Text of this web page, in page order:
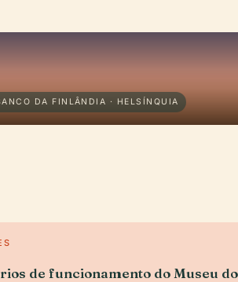
DA FINLÂNDIA · HELSÍNQUIA
de funcionamento do Museu